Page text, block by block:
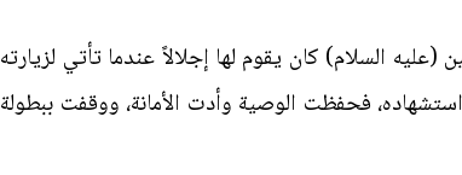
السلام) كان يقوم لها إجلالاً عندما تأتي لزيارته
فحفظت الوصية وأدت الأمانة، ووقفت ببطولة